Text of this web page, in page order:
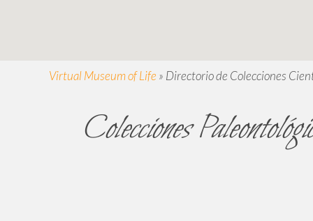
Virtual Museum of Life » Directorio de Colecciones
Colecciones